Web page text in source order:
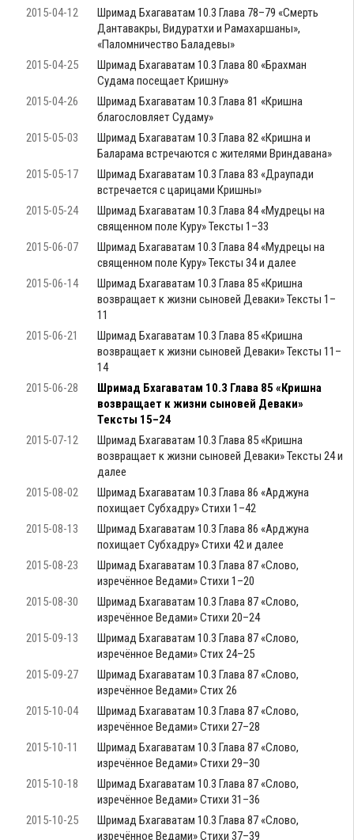
2015-04-12
Шримад Бхагаватам 10.3 Глава 78–79 «Смерть
Дантавакры, Видуратхи и Рамахаршаны»,
«Паломничество Баладевы»
2015-04-25
Шримад Бхагаватам 10.3 Глава 80 «Брахман
Судама посещает Кришну»
2015-04-26
Шримад Бхагаватам 10.3 Глава 81 «Кришна
благословляет Судаму»
2015-05-03
Шримад Бхагаватам 10.3 Глава 82 «Кришна и
Баларама встречаются с жителями Вриндавана»
2015-05-17
Шримад Бхагаватам 10.3 Глава 83 «Драупади
встречается с царицами Кришны»
2015-05-24
Шримад Бхагаватам 10.3 Глава 84 «Мудрецы на
священном поле Куру» Тексты 1–33
2015-06-07
Шримад Бхагаватам 10.3 Глава 84 «Мудрецы на
священном поле Куру» Тексты 34 и далее
2015-06-14
Шримад Бхагаватам 10.3 Глава 85 «Кришна
возвращает к жизни сыновей Деваки» Тексты 1–
11
2015-06-21
Шримад Бхагаватам 10.3 Глава 85 «Кришна
возвращает к жизни сыновей Деваки» Тексты 11–
14
2015-06-28
Шримад Бхагаватам 10.3 Глава 85 «Кришна
возвращает к жизни сыновей Деваки»
Тексты 15–24
2015-07-12
Шримад Бхагаватам 10.3 Глава 85 «Кришна
возвращает к жизни сыновей Деваки» Тексты 24 и
далее
2015-08-02
Шримад Бхагаватам 10.3 Глава 86 «Арджуна
похищает Субхадру» Стихи 1–42
2015-08-13
Шримад Бхагаватам 10.3 Глава 86 «Арджуна
похищает Субхадру» Стихи 42 и далее
2015-08-23
Шримад Бхагаватам 10.3 Глава 87 «Слово,
изречённое Ведами» Стихи 1–20
2015-08-30
Шримад Бхагаватам 10.3 Глава 87 «Слово,
изречённое Ведами» Стихи 20–24
2015-09-13
Шримад Бхагаватам 10.3 Глава 87 «Слово,
изречённое Ведами» Стих 24–25
2015-09-27
Шримад Бхагаватам 10.3 Глава 87 «Слово,
изречённое Ведами» Стих 26
2015-10-04
Шримад Бхагаватам 10.3 Глава 87 «Слово,
изречённое Ведами» Стихи 27–28
2015-10-11
Шримад Бхагаватам 10.3 Глава 87 «Слово,
изречённое Ведами» Стихи 29–30
2015-10-18
Шримад Бхагаватам 10.3 Глава 87 «Слово,
изречённое Ведами» Стихи 31–36
2015-10-25
Шримад Бхагаватам 10.3 Глава 87 «Слово,
изречённое Ведами» Стихи 37–39